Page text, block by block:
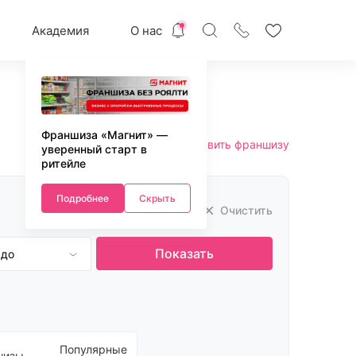
Академия О нас
Франшиза «Магнит» —
уверенный старт в
ритейле
Подробнее Скрыть
Добавить франшизу
Очистить
Показать
Популярные